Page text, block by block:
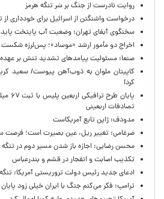
روایت نادرست از جنگ بر سَر تنگه هرمز
درخواست واشنگتن از اسرائیل برای خودداری
سخنگوی آبفای تهران: وضعیت آب پایتخت
اخراج دو مأمور ارشد «موساد»؛ پس‌لرزه شکست
صنعا: مسئولیت پیامدهای تشدید تنش بر
کاپیتان ملوان به ذوب‌آهن پیوست/ سعید
کرد!
تصادفات اربعینی
مدودف: ژاپن تابع آمریکاست
ضرغامی: تغییر ریل، عین بصیرت است؛ فرصت
محسن رضایی: اجازه باز شدن مسیر دوم در تنگه
تکذیب اصابت و انفجار در قشم و بندرعباس
ادعای جدید رئیس دولت تروریستی آمریکا:
ترامپ: فکر می‌کنم جنگ با ایران خیلی زود